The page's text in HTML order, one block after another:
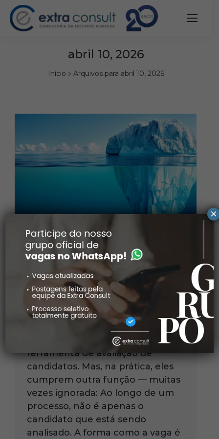
abril 10, 2026
Início » Arquivos para abril 10, 2026
Processo seletivo não é só
avaliação. É diagnóstico
organizacional.
Gestão e Cultura Organizacional
abril 10, 2026
Processos seletivos são,
normalmente, vistos como uma
ferramenta de avaliação de
candidatos. Mas, na prática, eles
cumprem outra função — muitas
vezes ignorada: Ao longo de um
processo, não é apenas o
candidato que está sendo
analisado. A forma como a vaga é
×